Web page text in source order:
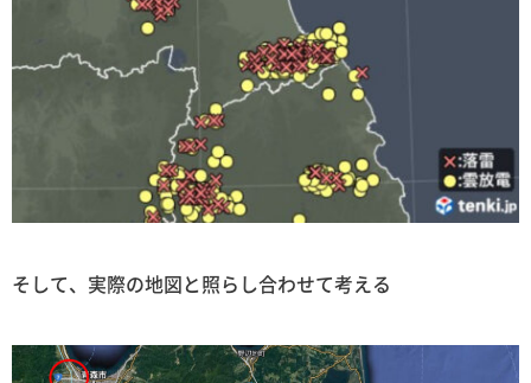
そして、実際の地図と照らし合わせて考える